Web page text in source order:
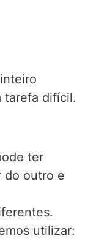
tarefa difícil.
ter
do outro e
utilizar: